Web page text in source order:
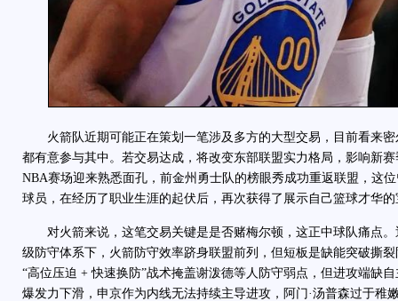
火箭队近期可能正在策划一笔涉及多方的大型交易，目前看来密
都有意参与其中。若交易达成，将改变东部联盟实力格局，影响新
NBA赛场迎来熟悉面孔，前金州勇士队的榜眼秀成功重返联盟，这
球员，在经历了职业生涯的起伏后，再次获得了展示自己篮球才华
对火箭来说，这笔交易关键是是否赌梅尔顿，这正中球队痛点。
级防守体系下，火箭防守效率跻身联盟前列，但短板是缺能突破撕
“高位压迫 + 快速换防”战术掩盖谢泼德等人防守弱点，但进攻端缺
爆发力下滑，申京作为内线无法持续主导进攻，阿门·汤普森过于稚